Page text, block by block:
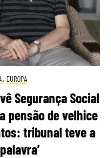
, EUROPA
Segurança Social
pensão de velhice
tribunal teve a